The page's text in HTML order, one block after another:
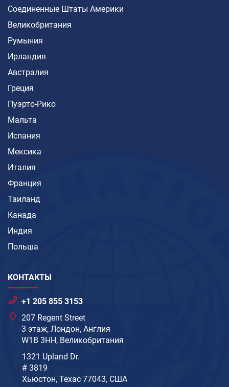
Соединенные Штаты Америки
Великобритания
Румыния
Ирландия
Австралия
Греция
Пуэрто-Рико
Мальта
Испания
Мексика
Италия
Франция
Таиланд
Канада
Индия
Польша
КОНТАКТЫ
+1 205 855 3153
207 Regent Street
3 этаж, Лондон, Англия
W1B 3HH, Великобритания
1321 Upland Dr.
# 3819
Хьюстон, Техас 77043, США